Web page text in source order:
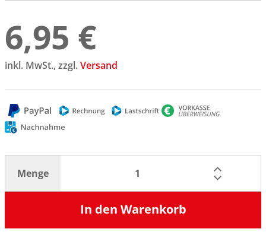
6,95 €
inkl. MwSt., zzgl.Versand
Menge
In den Warenkorb